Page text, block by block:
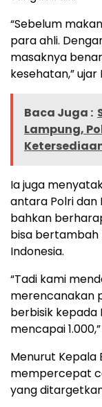
“Sebelum
para ahli.
masaknya
kesehatan,” ujar
Baca Juga :
Lampung,
Ia juga
antara Polri dan
bahkan
bisa bertambah
Indonesia.
“Tadi kami
merencanakan
berbisik kepada
mencapai
Menurut Kepala
mempercepat
yang